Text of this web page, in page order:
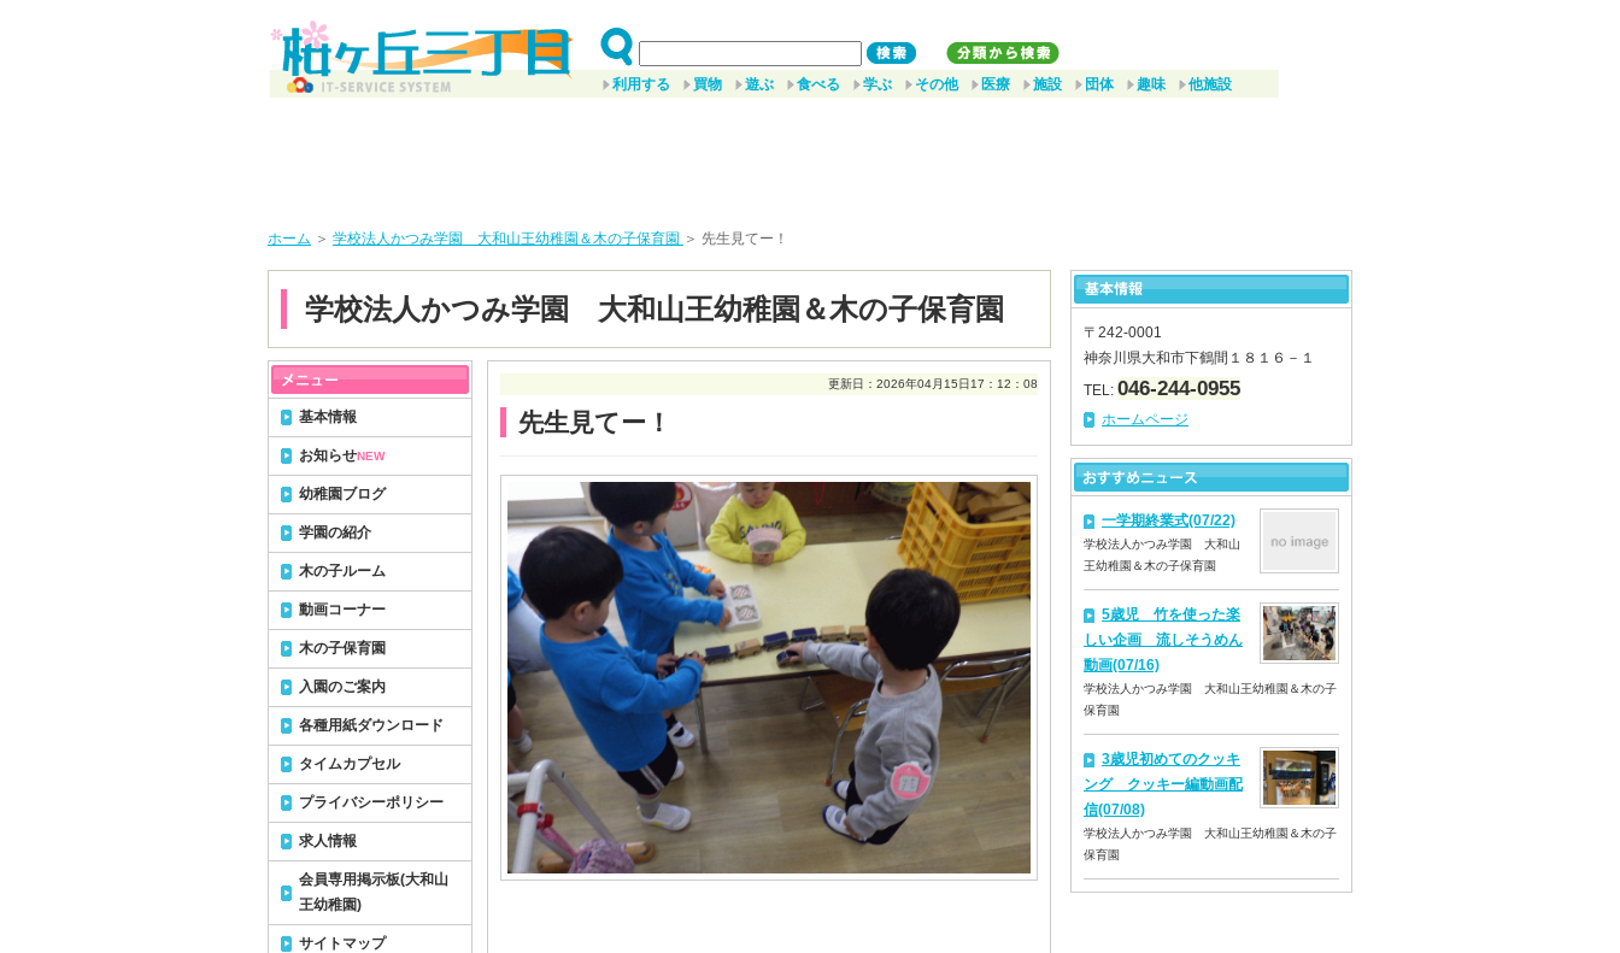
利用する 買物 遊ぶ 食べる 学ぶ その他 医療 施設 団体 趣味 他施設
ホーム ＞ 学校法人かつみ学園 大和山王幼稚園＆木の子保育園 ＞ 先生見てー！
学校法人かつみ学園 大和山王幼稚園＆木の子保育園
更新日：2026年04月15日17：12：08
先生見てー！
基本情報
お知らせNEW
幼稚園ブログ
学園の紹介
木の子ルーム
動画コーナー
木の子保育園
入園のご案内
各種用紙ダウンロード
タイムカプセル
プライバシーポリシー
求人情報
会員専用掲示板(大和山
王幼稚園)
サイトマップ
〒242-0001
神奈川県大和市下鶴間１８１６－１
TEL: 046-244-0955
ホームページ
一学期終業式(07/22)
学校法人かつみ学園 大和山
王幼稚園＆木の子保育園
5歳児 竹を使った楽
しい企画 流しそうめん
動画(07/16)
学校法人かつみ学園 大和山王幼稚園＆木の子
保育園
3歳児初めてのクッキ
ング クッキー編動画配
信(07/08)
学校法人かつみ学園 大和山王幼稚園＆木の子
保育園